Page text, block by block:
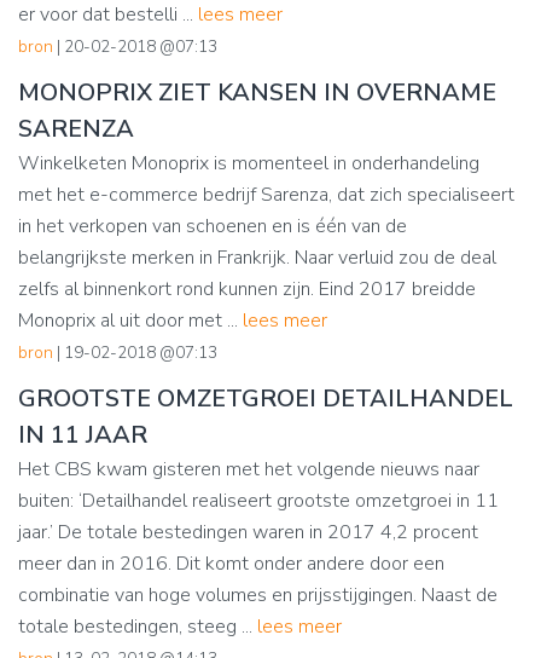
er voor dat bestelli ... lees meer
bron | 20-02-2018 @07:13
MONOPRIX ZIET KANSEN IN OVERNAME
SARENZA
Winkelketen Monoprix is momenteel in onderhandeling
met het e-commerce bedrijf Sarenza, dat zich specialiseert
in het verkopen van schoenen en is één van de
belangrijkste merken in Frankrijk. Naar verluid zou de deal
zelfs al binnenkort rond kunnen zijn. Eind 2017 breidde
Monoprix al uit door met ... lees meer
bron | 19-02-2018 @07:13
GROOTSTE OMZETGROEI DETAILHANDEL
IN 11 JAAR
Het CBS kwam gisteren met het volgende nieuws naar
buiten: ‘Detailhandel realiseert grootste omzetgroei in 11
jaar.’ De totale bestedingen waren in 2017 4,2 procent
meer dan in 2016. Dit komt onder andere door een
combinatie van hoge volumes en prijsstijgingen. Naast de
totale bestedingen, steeg ... lees meer